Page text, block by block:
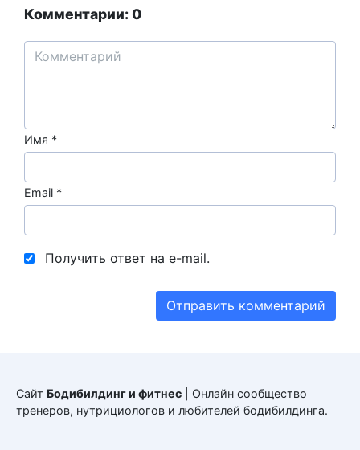
Комментарии: 0
Имя *
Email *
Получить ответ на e-mail.
Сайт Бодибилдинг и фитнес | Онлайн сообщество
тренеров, нутрициологов и любителей бодибилдинга.